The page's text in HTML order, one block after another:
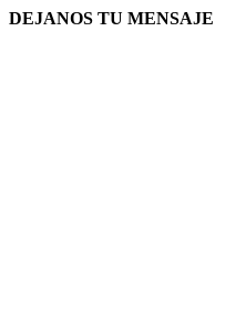
DEJANOS TU MENSAJE